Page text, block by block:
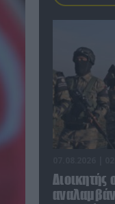
Διοικητής